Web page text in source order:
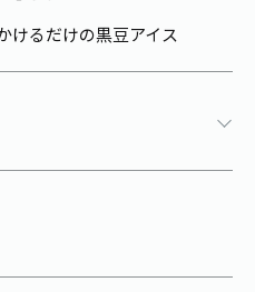
けるだけの黒豆アイス